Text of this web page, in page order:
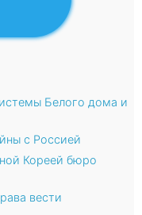
Белого дома и
с Россией
Кореей бюро
вести